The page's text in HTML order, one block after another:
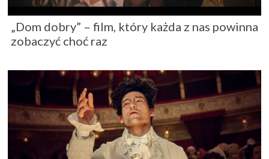
„Dom dobry” – film, który każda z nas powinna
zobaczyć choć raz